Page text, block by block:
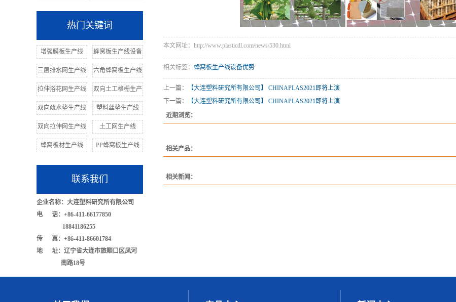
热门关键词
增强膜板生产线 蜂窝板生产线设备
三层排水网生产线 六角蜂窝板生产线
拉伸浴花网生产线 双向土工格栅生产
双向疏水垫生产线 塑料丝垫生产线
双向拉伸网生产线 土工网生产线
蜂窝板材生产线 PP蜂窝板生产线
联系我们
企业名称：大连塑料研究所有限公司
电 话：+86-411-66177850
18841186255
传 真：+86-411-86601784
地 址：辽宁省大连市旅顺口区凤河
南路18号
本文网址：http://www.plasticdl.com/news/530.html
相关标签： 蜂窝板生产线设备优势
上一篇：
【大连塑料研究所有限公司】 CHINAPLAS2021即将上演
下一篇：
【大连塑料研究所有限公司】 CHINAPLAS2021即将上演
近期浏览：
相关产品：
相关新闻：